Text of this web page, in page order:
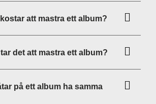
att mastra ett album?
det att mastra ett album?
på ett album ha samma